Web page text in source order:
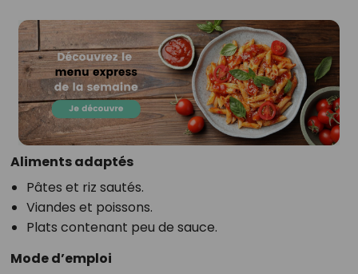
Aliments adaptés
Pâtes et riz sautés.
Viandes et poissons.
Plats contenant peu de sauce.
Mode d’emploi